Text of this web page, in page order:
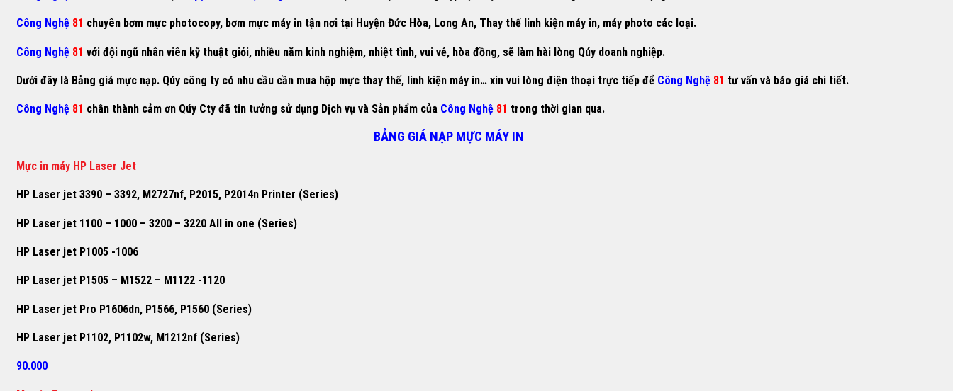
Công Nghệ 81 chuyên bơm mực photocopy, bơm mực máy in tận nơi tại Huyện Đức Hòa, Long An, Thay thế linh kiện máy in, máy photo các loại.
Công Nghệ 81 với đội ngũ nhân viên kỹ thuật giỏi, nhiều năm kinh nghiệm, nhiệt tình, vui vẻ, hòa đồng, sẽ làm hài lòng Qúy doanh nghiệp.
Dưới đây là Bảng giá mực nạp. Qúy công ty có nhu cầu cần mua hộp mực thay thế, linh kiện máy in… xin vui lòng điện thoại trực tiếp để Công Nghệ 81 tư vấn và báo giá chi tiết.
Công Nghệ 81 chân thành cảm ơn Qúy Cty đã tin tưởng sử dụng Dịch vụ và Sản phẩm của Công Nghệ 81 trong thời gian qua.
BẢNG GIÁ NẠP MỰC MÁY IN
Mực in máy HP Laser Jet
HP Laser jet 3390 – 3392, M2727nf, P2015, P2014n Printer (Series)
HP Laser jet 1100 – 1000 – 3200 – 3220 All in one (Series)
HP Laser jet P1005 -1006
HP Laser jet P1505 – M1522 – M1122 -1120
HP Laser jet Pro P1606dn, P1566, P1560 (Series)
HP Laser jet P1102, P1102w, M1212nf (Series)
90.000